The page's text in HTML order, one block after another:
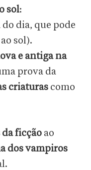
sol:
dia, que pode
sol).
e antiga na
prova da
criaturas como
ficção ao
dos vampiros